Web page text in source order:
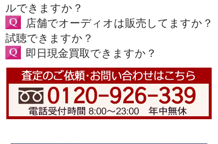
ルできますか？
店舗でオーディオは販売してますか？
試聴できますか？
即日現金買取できますか？